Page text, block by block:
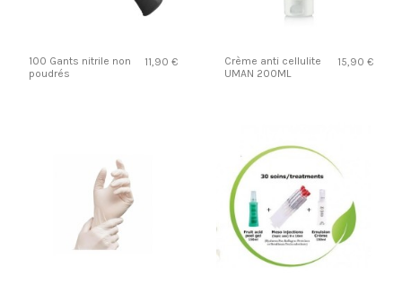
100 Gants nitrile non
poudrés
11,90 €
Crème anti cellulite
UMAN 200ML
15,90 €